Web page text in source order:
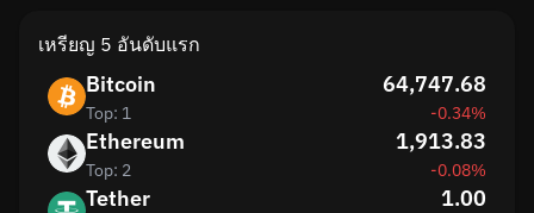
เหรียญ 5 อันดับแรก
Bitcoin
Top: 1
64,747.68
-0.34%
Ethereum
Top: 2
1,913.83
-0.08%
Tether 1.00